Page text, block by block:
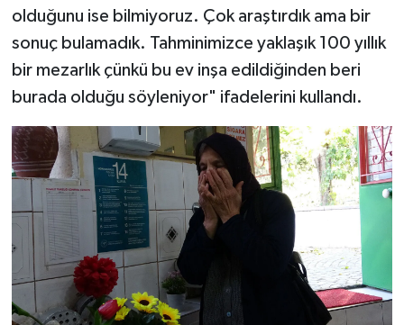
olduğunu ise bilmiyoruz. Çok araştırdık ama bir
sonuç bulamadık. Tahminimizce yaklaşık 100 yıllık
bir mezarlık çünkü bu ev inşa edildiğinden beri
burada olduğu söyleniyor" ifadelerini kullandı.